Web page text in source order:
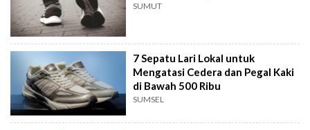
SUMUT
7 Sepatu Lari Lokal untuk
Mengatasi Cedera dan Pegal Kaki
di Bawah 500 Ribu
SUMSEL